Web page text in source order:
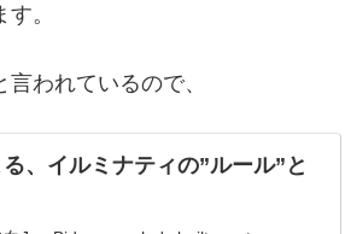
。
われているので、
、イルミナティの”ルール”と